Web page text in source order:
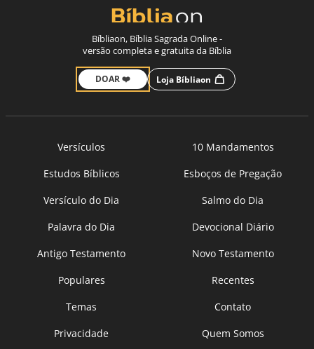
Bíbliaon, Bíblia Sagrada Online -
versão completa e gratuita da Bíblia
DOAR ❤️ Loja Bíbliaon
Versículos
10 Mandamentos
Estudos Bíblicos
Esboços de Pregação
Versículo do Dia
Salmo do Dia
Palavra do Dia
Devocional Diário
Antigo Testamento
Novo Testamento
Populares
Recentes
Temas
Contato
Privacidade
Quem Somos